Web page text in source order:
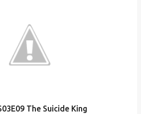
The Suicide King